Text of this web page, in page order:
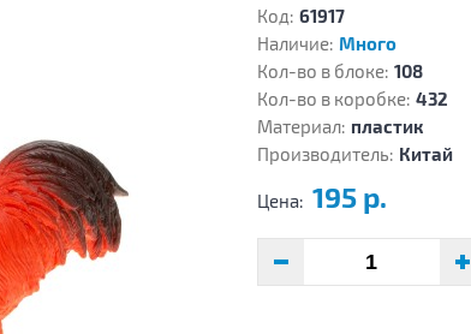
Код: 61917
Наличие: Много
Кол-во в блоке: 108
Кол-во в коробке: 432
Материал: пластик
Производитель: Китай
Цена: 195 р.